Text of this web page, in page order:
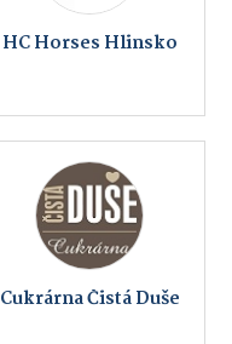
HC Horses Hlinsko
Cukrárna Čistá Duše